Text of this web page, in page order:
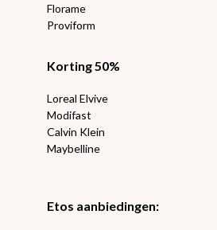
Florame
Proviform
Korting 50%
Loreal Elvive
Modifast
Calvin Klein
Maybelline
Etos aanbiedingen: